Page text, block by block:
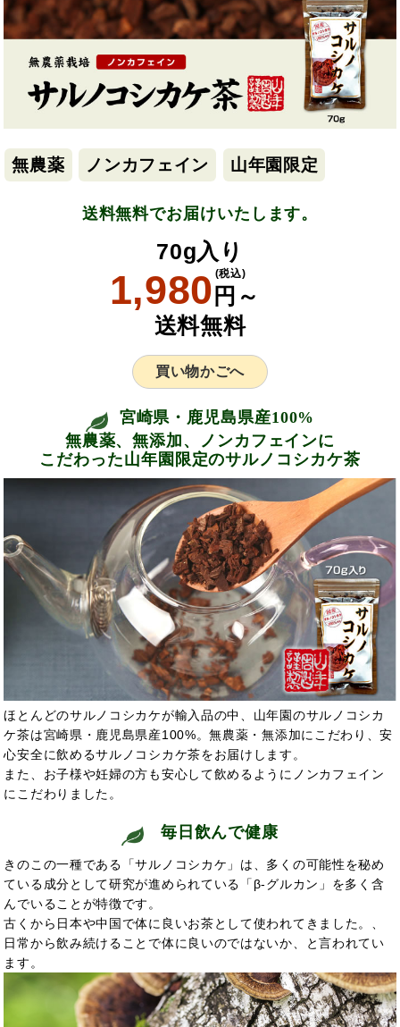
無農薬 ノンカフェイン 山年園限定
送料無料でお届けいたします。
70g入り
1,980 円～
(税込)
送料無料
買い物かごへ
宮崎県・鹿児島県産100%
無農薬、無添加、ノンカフェインに
こだわった山年園限定のサルノコシカケ茶
ほとんどのサルノコシカケが輸入品の中、山年園のサルノコシカ
ケ茶は宮崎県・鹿児島県産100%。無農薬・無添加にこだわり、安
心安全に飲めるサルノコシカケ茶をお届けします。
また、お子様や妊婦の方も安心して飲めるようにノンカフェイン
にこだわりました。
毎日飲んで健康
きのこの一種である「サルノコシカケ」は、 多くの可能性を秘め
ている成分として研究が進められている「β-グルカン」を多く含
んでいることが特徴です。
古くから日本や中国で体に良いお茶として使われてきました。
日常から飲み続けることで体に良いのではないか、と言われてい
ます。